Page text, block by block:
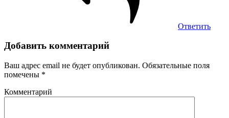
Ответить
Добавить комментарий
Ваш адрес email не будет опубликован. Обязательные поля
помечены *
Комментарий